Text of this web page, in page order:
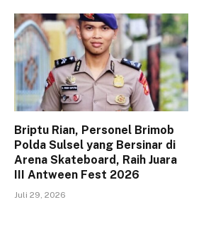
Briptu Rian, Personel Brimob
Polda Sulsel yang Bersinar di
Arena Skateboard, Raih Juara
III Antween Fest 2026
Juli 29, 2026